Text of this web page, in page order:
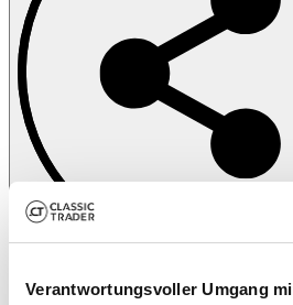
Verantwortungsvoller Umgang
All services for this vehicle